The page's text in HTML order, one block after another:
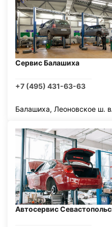
Сервис Балашиха
+7 (495) 431-63-63
Балашиха, Леоновское ш.
Автосервис